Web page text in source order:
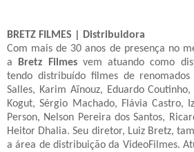
BRETZ FILMES | Distribuidora
Com mais de 30 anos de presença no
a
Bretz Filmesvem atuando como
tendo distribuído filmes de
Salles, Karim Aïnouz, Eduardo
Kogut, Sérgio Machado, Flávia Castro,
Person, Nelson Pereira dos Santos,
Heitor Dhalia. Seu diretor, Luiz Bretz,
a área de distribuição da VideoFilmes.